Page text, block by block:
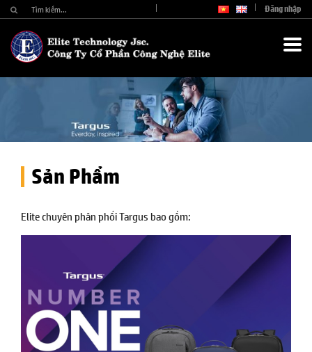
Đăng nhập
Sản Phẩm
Elite chuyên phân phối Targus bao gồm: